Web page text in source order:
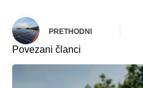
PRETHODNI
Povezani članci